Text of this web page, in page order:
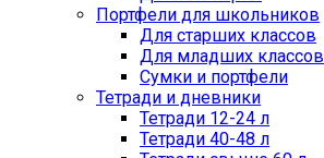
Портфели для школьников
Для старших классов
Для младших классов
Сумки и портфели
Тетради и дневники
Тетради 12-24 л
Тетради 40-48 л